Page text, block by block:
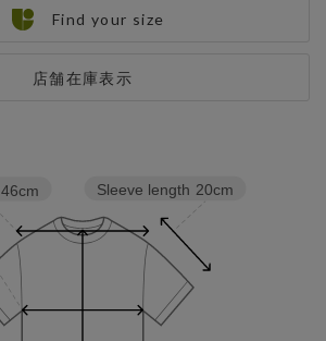
店舗在庫表示
Find your size
Sleeve length 20cm
46cm